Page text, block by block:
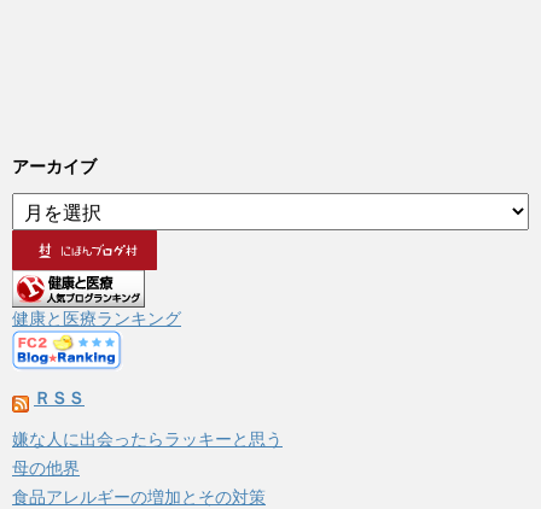
アーカイブ
ア
ー
イ
ブ
健康と医療ランキング
ＲＳＳ
嫌な人に出会ったらラッキーと思う
母の他界
食品アレルギーの増加とその対策